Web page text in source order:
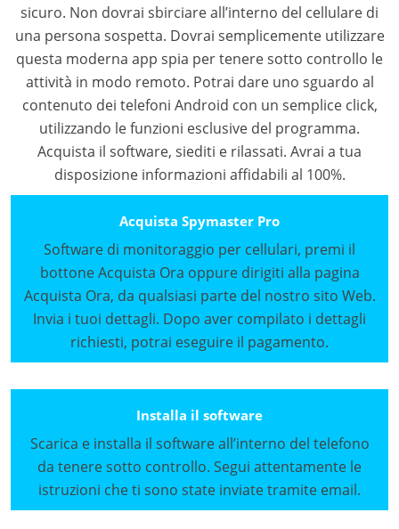
sicuro. Non dovrai sbirciare all’interno del cellulare di
una persona sospetta. Dovrai semplicemente utilizzare
questa moderna app spia per tenere sotto controllo le
attività in modo remoto. Potrai dare uno sguardo al
contenuto dei telefoni Android con un semplice click,
utilizzando le funzioni esclusive del programma.
Acquista il software, siediti e rilassati. Avrai a tua
disposizione informazioni affidabili al 100%.
Acquista Spymaster Pro
Software di monitoraggio per cellulari, premi il
bottone Acquista Ora oppure dirigiti alla pagina
Acquista Ora, da qualsiasi parte del nostro sito Web.
Invia i tuoi dettagli. Dopo aver compilato i dettagli
richiesti, potrai eseguire il pagamento.
Installa il software
Scarica e installa il software all’interno del telefono
da tenere sotto controllo. Segui attentamente le
istruzioni che ti sono state inviate tramite email.